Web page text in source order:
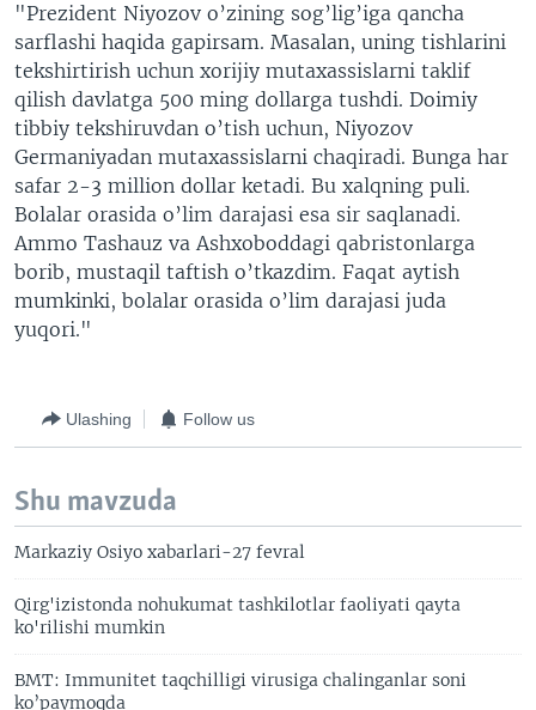
"Prezident Niyozov o’zining sog’lig’iga qancha
sarflashi haqida gapirsam. Masalan, uning tishlarini
tekshirtirish uchun xorijiy mutaxassislarni taklif
qilish davlatga 500 ming dollarga tushdi. Doimiy
tibbiy tekshiruvdan o’tish uchun, Niyozov
Germaniyadan mutaxassislarni chaqiradi. Bunga har
safar 2-3 million dollar ketadi. Bu xalqning puli.
Bolalar orasida o’lim darajasi esa sir saqlanadi.
Ammo Tashauz va Ashxoboddagi qabristonlarga
borib, mustaqil taftish o’tkazdim. Faqat aytish
mumkinki, bolalar orasida o’lim darajasi juda
yuqori."
Ulashing Follow us
Shu mavzuda
Markaziy Osiyo xabarlari-27 fevral
Qirg'izistonda nohukumat tashkilotlar faoliyati qayta
ko'rilishi mumkin
BMT: Immunitet taqchilligi virusiga chalinganlar soni
ko’paymoqda